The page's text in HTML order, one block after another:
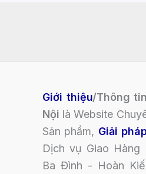
Giới thiệu/Thông tin
Nội là Website
Sản phẩm, Giải
Dịch vụ Giao
Ba Đình - Hoàn